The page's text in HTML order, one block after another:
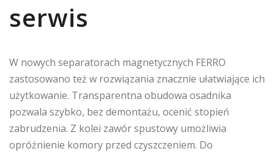
serwis
W nowych separatorach magnetycznych FERRO
zastosowano też w rozwiązania znacznie ułatwiające ich
użytkowanie. Transparentna obudowa osadnika
pozwala szybko, bez demontażu, ocenić stopień
zabrudzenia. Z kolei zawór spustowy umożliwia
opróżnienie komory przed czyszczeniem. Do